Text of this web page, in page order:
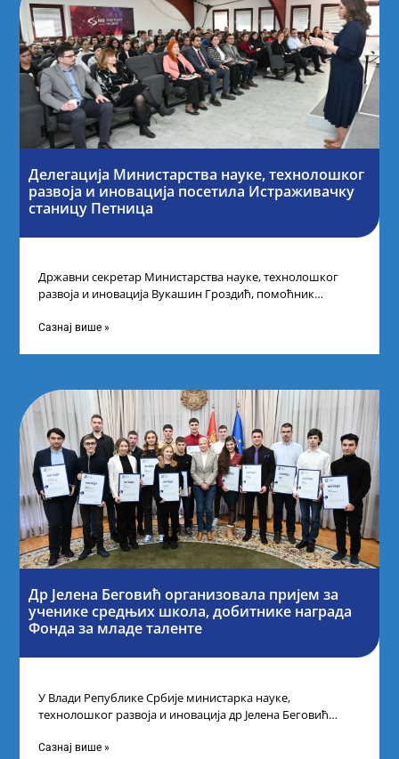
Делегација Министарства науке, технолошког
развоја и иновација посетила Истраживачку
станицу Петница
Државни секретар Министарства науке, технолошког
развоја и иновација Вукашин Гроздић, помоћник
промоцију
Сазнај више »
Др Јелена Беговић организовала пријем за
ученике средњих школа, добитнике награда
Фонда за младе таленте
У Влади Републике Србије министарка науке,
технолошког развоја и иновација др Јелена Беговић
Сазнај више »